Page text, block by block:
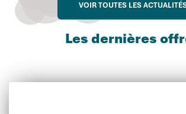
VOIR TOUTES LES
Les dernières